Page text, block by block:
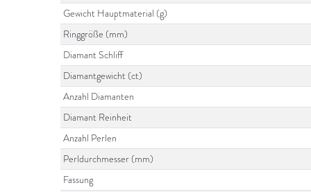
Gewicht Hauptmaterial (g)
Ringgröße (mm)
Diamant Schliff
Diamantgewicht (ct)
Anzahl Diamanten
Diamant Reinheit
Anzahl Perlen
Perldurchmesser (mm)
Fassung